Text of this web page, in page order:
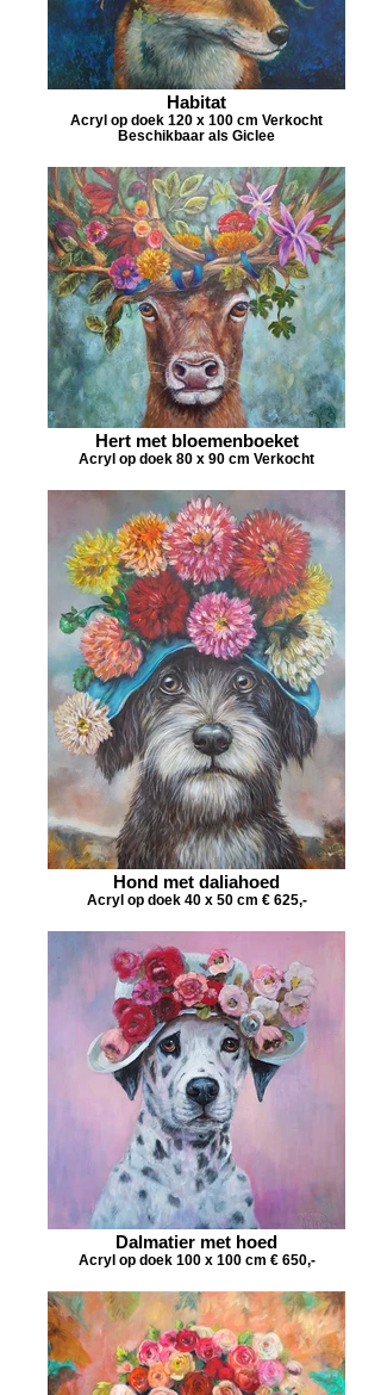
Habitat
Acryl op doek 120 x 100 cm Verkocht
Beschikbaar als Giclee
Hert met bloemenboeket
Acryl op doek 80 x 90 cm Verkocht
Hond met daliahoed
Acryl op doek 40 x 50 cm € 625,-
Dalmatier met hoed
Acryl op doek 100 x 100 cm € 650,-